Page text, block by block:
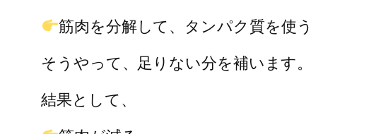
筋肉を分解して、タンパク質を使う
そうやって、足りない分を補います。
結果として、